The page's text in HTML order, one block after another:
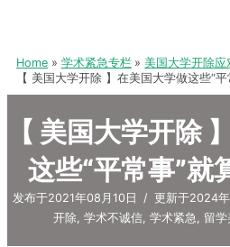
Home 学术紧急专栏
美国大学开除应
【 美国大学开除 】在美国大学做这些“
【 美国大学开除
这些“平常事”就
发布于2021年08月10日 / 更新于2024
开除, 学术不诚信, 学术紧急, 留学